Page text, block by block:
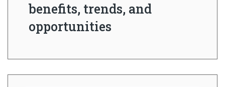
benefits, trends, and
opportunities